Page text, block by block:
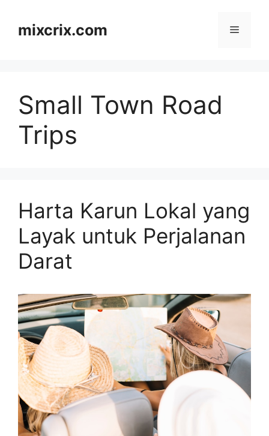
contentmixcrix.com Menu
Small Town Road
Trips
Harta Karun Lokal yang
Layak untuk Perjalanan
Darat